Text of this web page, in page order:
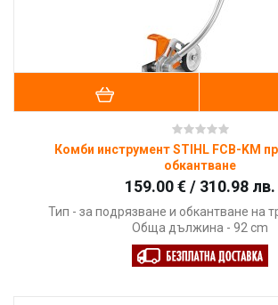
Комби инструмент STIHL FCB-KM
обкантване
159.00 € / 310.98 лв.
Тип - за подрязване и обкантване на
Обща дължина - 92 cm